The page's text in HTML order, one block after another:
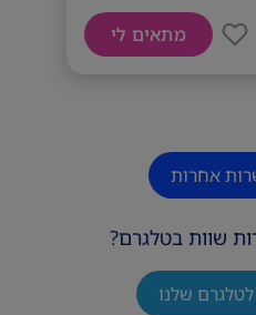
מתאים לי
אחרות
שוות בטלגרם?
שלנו